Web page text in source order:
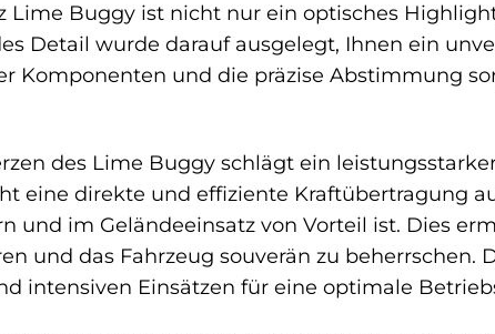
Lime Buggy ist nicht nur ein optisches
Detail wurde darauf ausgelegt, Ihnen ein
Komponenten und die präzise Abstimmung
des Lime Buggy schlägt ein
eine direkte und effiziente Kraftübertragung
und im Geländeeinsatz von Vorteil ist. Dies
und das Fahrzeug souverän zu
intensiven Einsätzen für eine optimale